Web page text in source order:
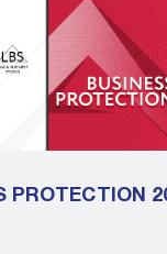
PROTECTION